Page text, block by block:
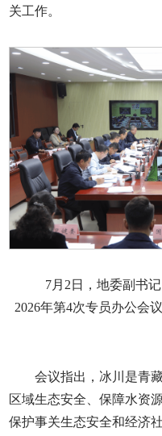
关工作。
7月2日，地委副书
2026年第4次专员办公会
会议指出，冰川是青
区域生态安全、保障水资
保护事关生态安全和经济